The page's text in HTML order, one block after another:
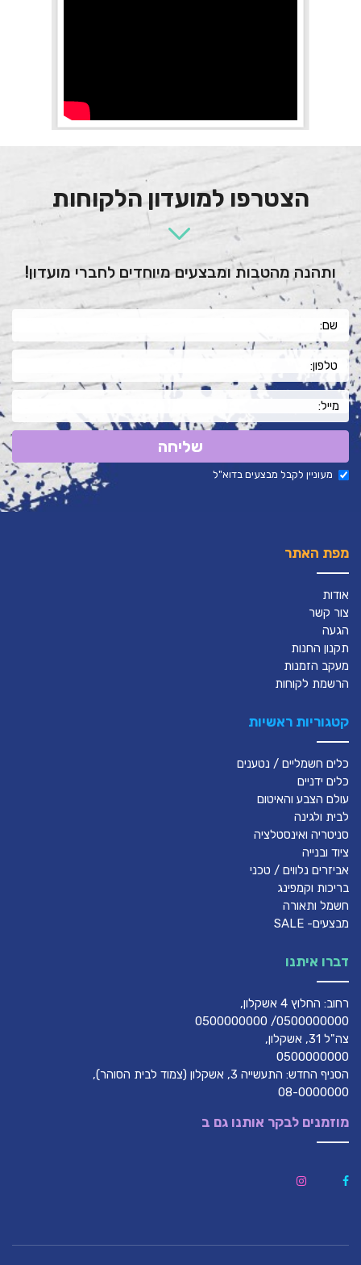
הצטרפו למועדון הלקוחות
ותהנה מהטבות ומבצעים מיוחדים לחברי מועדון!
שליחה
מעוניין לקבל מבצעים בדוא"ל
מפת האתר
אודות
צור קשר
הגעה
תקנון החנות
מעקב הזמנות
הרשמת לקוחות
קטגוריות ראשיות
כלים חשמליים / נטענים
כלים ידניים
עולם הצבע והאיטום
לבית ולגינה
סניטריה ואינסטלציה
ציוד ובנייה
אביזרים נלווים / טכני
בריכות וקמפינג
חשמל ותאורה
מבצעים- SALE
דברו איתנו
רחוב: החלוץ 4 אשקלון,
0500000000/ 0500000000
צה"ל 31, אשקלון,
0500000000
הסניף החדש: התעשייה 3, אשקלון (צמוד לבית הסוהר),
08-0000000
מוזמנים לבקר אותנו גם ב